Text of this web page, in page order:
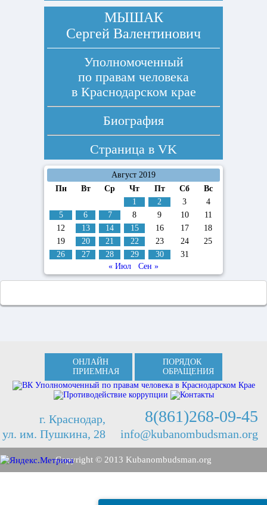
МЫШАК
Сергей Валентинович
Уполномоченный
по правам человека
в Краснодарском крае
Биография
Страница в VK
Август 2019
Пн
Вт Ср Чт Пт Сб
Вс
1
2 3
4
5
6 7 8 9 10
11
12
13 14 15 16 17
18
19
20 21 22 23 24
25
26
27 28 29 30
31
« Июл
Сен »
ОНЛАЙН
ПРИЕМНАЯ
ПОРЯДОК
ОБРАЩЕНИЯ
г. Краснодар,
ул. им. Пушкина, 28
8(861)268-09-45
info@kubanombudsman.org
Copyright © 2013 Kubanombudsman.org